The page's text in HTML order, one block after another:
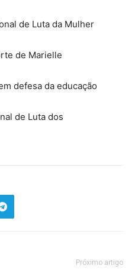
de Luta da Mulher
de Marielle
defesa da educação
de Luta dos
Próximo artigo